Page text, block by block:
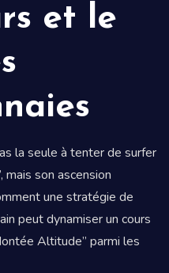
et le
la seule à tenter de surfer
son ascension
une stratégie de
peut dynamiser un cours
Altitude” parmi les